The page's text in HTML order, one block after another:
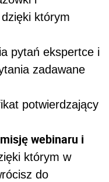
którym
pytań ekspertce i
zadawane
potwierdzający
webinaru i
którym w
do